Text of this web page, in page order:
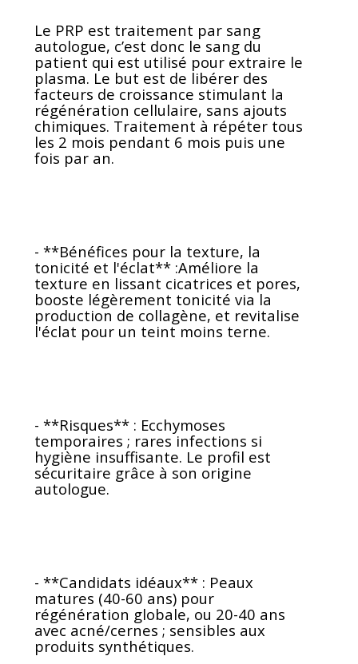
Le PRP est traitement par sang
autologue, c’est donc le sang du
patient qui est utilisé pour extraire le
plasma. Le but est de libérer des
facteurs de croissance stimulant la
régénération cellulaire, sans ajouts
chimiques. Traitement à répéter tous
les 2 mois pendant 6 mois puis une
fois par an.
- **Bénéfices pour la texture, la
tonicité et l'éclat** :Améliore la
texture en lissant cicatrices et pores,
booste légèrement tonicité via la
production de collagène, et revitalise
l'éclat pour un teint moins terne.
- **Risques** : Ecchymoses
temporaires ; rares infections si
hygiène insuffisante. Le profil est
sécuritaire grâce à son origine
autologue.
- **Candidats idéaux** : Peaux
matures (40-60 ans) pour
régénération globale, ou 20-40 ans
avec acné/cernes ; sensibles aux
produits synthétiques.